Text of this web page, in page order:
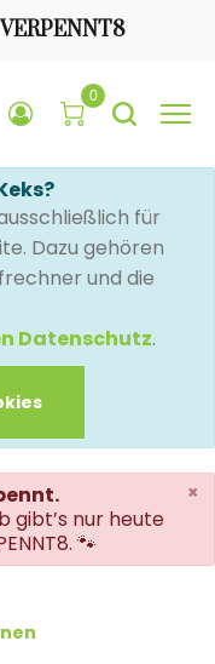
VERPENNT8
0
für
Dazu gehören
und die
Datenschutz.
×
gibt’s nur heute
🐾